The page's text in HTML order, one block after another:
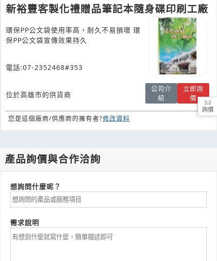
新裕豐客製化禮贈品筆記本隨身碟印刷工廠
環保PP公文袋使用率高，耐久不易損壞 環
保PP公文袋宣傳效果持久
電話:07-2352468#353
位於高雄市的供貨商
公司介
紹
立即詢
價
您是這個廠商/供應商的擁有者?修改資料
產品詢價與合作洽詢
想詢問什麼呢？
需求說明
詢價